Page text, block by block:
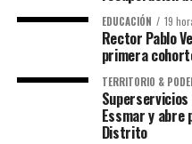
EDUCACIÓN 19
Rector Pablo
primera
TERRITORIO &
Essmar y abre
Distrito